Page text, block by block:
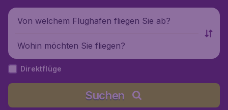
Von welchem Flughafen fliegen Sie ab?
Wohin möchten Sie fliegen?
Direktflüge
Suchen